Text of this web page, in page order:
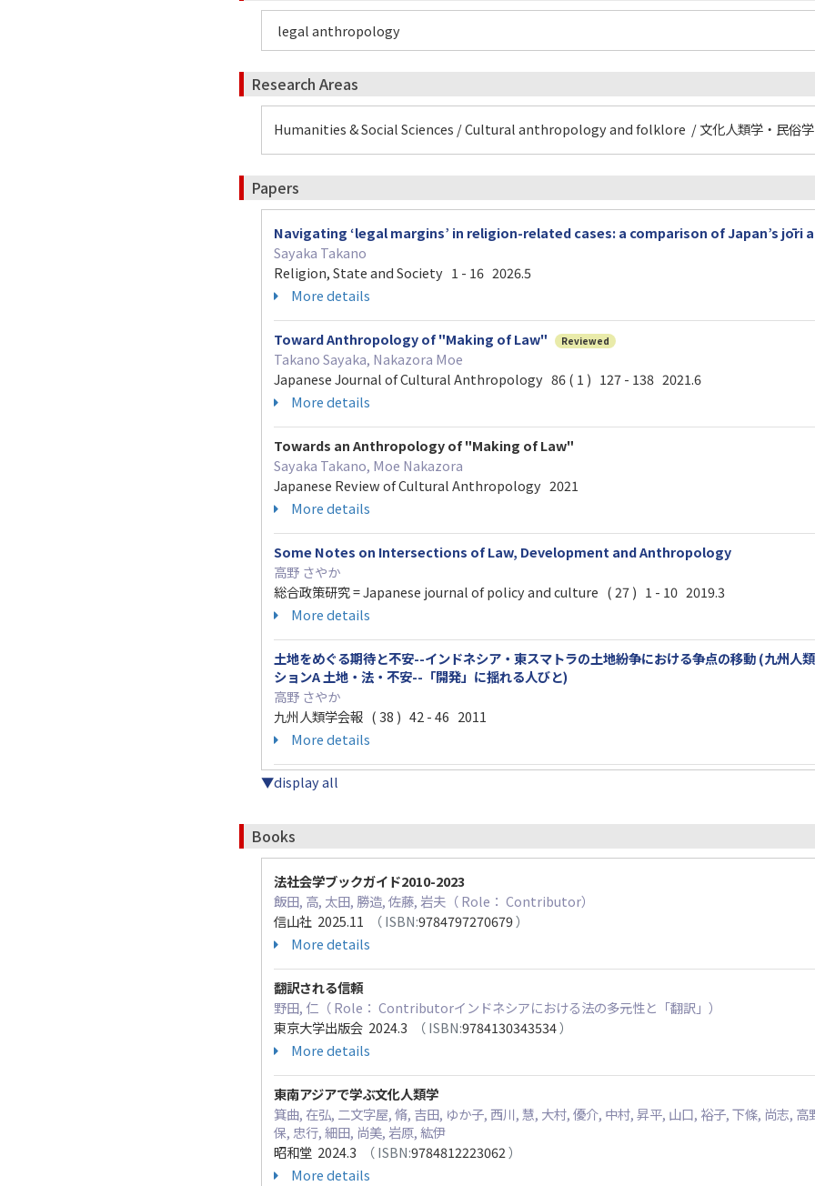
legal anthropology
Research Areas
Humanities & Social Sciences / Cultural anthropology and folklore / 文化人類学・民俗学
Papers
Navigating ‘legal margins’ in religion-related cases: a comparison of Japan’s jōri
Sayaka Takano
Religion, State and Society 1 - 16 2026.5
More details
Toward Anthropology of "Making of Law" Reviewed
Takano Sayaka, Nakazora Moe
Japanese Journal of Cultural Anthropology 86 ( 1 ) 127 - 138 2021.6
More details
Towards an Anthropology of "Making of Law"
Sayaka Takano, Moe Nakazora
Japanese Review of Cultural Anthropology 2021
More details
Some Notes on Intersections of Law, Development and Anthropology
高野 さやか
総合政策研究 = Japanese journal of policy and culture ( 27 ) 1 - 10 2019.3
More details
土地をめぐる期待と不安--インドネシア・東スマトラの土地紛争における争点の移動 (九州人
ションA 土地・法・不安--「開発」に揺れる人びと)
高野 さやか
九州人類学会報 ( 38 ) 42 - 46 2011
More details
▼display all
Books
法社会学ブックガイド2010-2023
飯田, 高, 太田, 勝造, 佐藤, 岩夫（ Role： Contributor）
信山社 2025.11
（ ISBN:9784797270679）
More details
翻訳される信頼
野田, 仁（ Role： Contributorインドネシアにおける法の多元性と「翻訳」）
東京大学出版会 2024.3
（ ISBN:9784130343534）
More details
東南アジアで学ぶ文化人類学
箕曲, 在弘, 二文字屋, 脩, 吉田, ゆか子, 西川, 慧, 大村, 優介, 中村, 昇平, 山口, 裕子, 下條, 尚志,
保, 忠行, 細田, 尚美, 岩原, 紘伊
昭和堂 2024.3
（ ISBN:9784812223062）
More details